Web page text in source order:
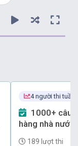
4 người thi tuần
hàng nhà nước
189 lượt thi